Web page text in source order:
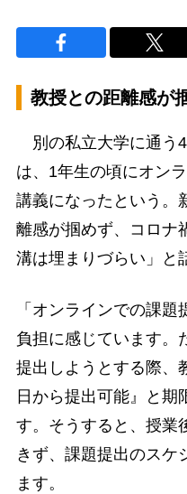
教授との距離感が
別の私立大学に通う4
は、1年生の頃にオン
講義になったという。
離感が掴めず、コロナ
溝は埋まりづらい」と
「オンラインでの課
負担に感じています。
提出しようとする際、
日から提出可能』と期
す。そうすると、授業
きず、課題提出のスケ
ます。